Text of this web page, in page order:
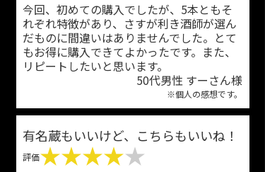
今回、初めての購入でしたが、5本ともそ
れぞれ特徴があり、さすが利き酒師が選ん
だものに間違いはありませんでした。とて
もお得に購入できてよかったです。また、
リピートしたいと思います。
50代男性 すーさん様
※個人の感想です。
有名蔵もいいけど、こちらもいいね！
評価★★★★★